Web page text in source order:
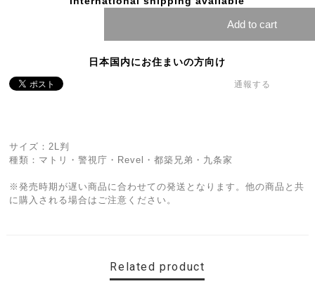
Add to cart
日本国内にお住まいの方向け
通報する
サイズ：2L判
種類：マトリ・警視庁・Revel・都築兄弟・九条家
※発売時期が遅い商品に合わせての発送となります。他の商品と共
に購入される場合はご注意ください。
Related product